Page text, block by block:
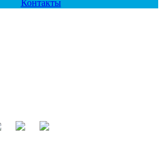
Контакты